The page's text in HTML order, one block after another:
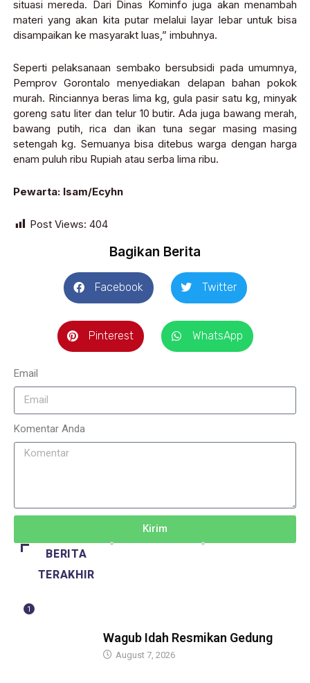
situasi mereda. Dari Dinas Kominfo juga akan menambah
materi yang akan kita putar melalui layar lebar untuk bisa
disampaikan ke masyarakt luas,” imbuhnya.
Seperti pelaksanaan sembako bersubsidi pada umumnya,
Pemprov Gorontalo menyediakan delapan bahan pokok
murah. Rinciannya beras lima kg, gula pasir satu kg, minyak
goreng satu liter dan telur 10 butir. Ada juga bawang merah,
bawang putih, rica dan ikan tuna segar masing masing
setengah kg. Semuanya bisa ditebus warga dengan harga
enam puluh ribu Rupiah atau serba lima ribu.
Pewarta: Isam/Ecyhn
Post Views: 404
Bagikan Berita
Facebook Twitter
Pinterest WhatsApp
Email
Komentar Anda
Kirim
BERITA
TERAKHIR
1
Wagub Idah Resmikan Gedung
August 7, 2026